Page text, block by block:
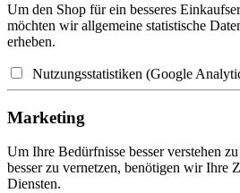
Um den Shop für ein besseres
möchten wir allgemeine statistische
erheben.
Nutzungsstatistiken (Google
Marketing
Um Ihre Bedürfnisse besser verstehen
besser zu vernetzen, benötigen wir Ihre
Diensten.